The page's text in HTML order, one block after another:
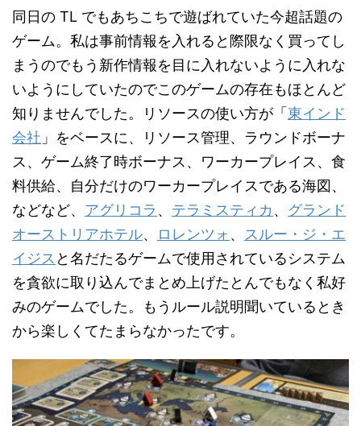
同日の TL でもあちこちで遊ばれていた今超話題の
ゲーム。私は事前情報を入れると際限なく買ってし
まうのでもう新作情報を目に入れないように入れな
いようにしていたのでこのゲームの存在もほとんど
知りませんでした。リソースの使い方が「 東インド
会社 」をベースに、リソース管理、ラウンドボーナ
ス、ゲーム終了時ボーナス、ワーカープレイス、食
料供給、自分だけのワーカープレイスである海図、
などなど、 アグリコラ 、 テラミスティカ、 グランド
オーストリアホテル、 ロレンツォ 、
スルー・ジ・エ
イジス と名だたるゲームで使用されているシステム
を貪欲に取り込んでまとめ上げたとんでもなく私好
みのゲームでした。もうルール説明聞いているとき
から楽しくてたまらなかったです。